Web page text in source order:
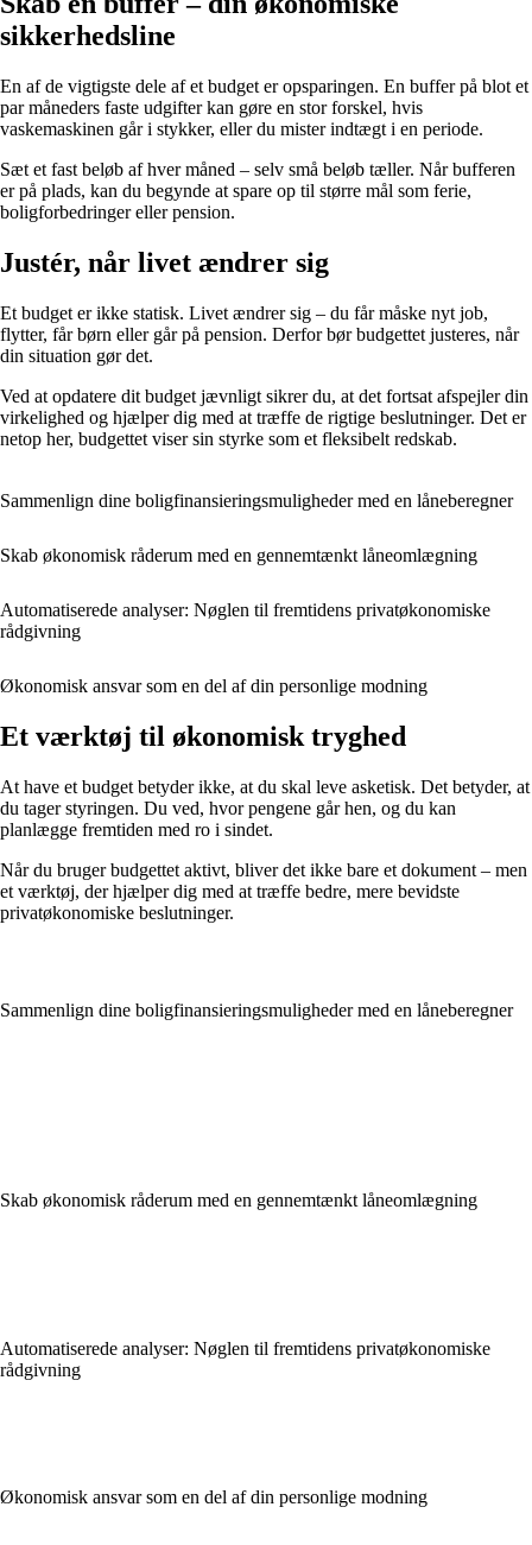
sikkerhedsline
En af de vigtigste dele af et budget er opsparingen. En buffer på blot et
par måneders faste udgifter kan gøre en stor forskel, hvis
vaskemaskinen går i stykker, eller du mister indtægt i en periode.
Sæt et fast beløb af hver måned – selv små beløb tæller. Når bufferen
er på plads, kan du begynde at spare op til større mål som ferie,
boligforbedringer eller pension.
Justér, når livet ændrer sig
Et budget er ikke statisk. Livet ændrer sig – du får måske nyt job,
flytter, får børn eller går på pension. Derfor bør budgettet justeres, når
din situation gør det.
Ved at opdatere dit budget jævnligt sikrer du, at det fortsat afspejler din
virkelighed og hjælper dig med at træffe de rigtige beslutninger. Det er
netop her, budgettet viser sin styrke som et fleksibelt redskab.
Sammenlign dine boligfinansieringsmuligheder med en låneberegner
Skab økonomisk råderum med en gennemtænkt låneomlægning
Automatiserede analyser: Nøglen til fremtidens privatøkonomiske
rådgivning
Økonomisk ansvar som en del af din personlige modning
Et værktøj til økonomisk tryghed
At have et budget betyder ikke, at du skal leve asketisk. Det betyder, at
du tager styringen. Du ved, hvor pengene går hen, og du kan
planlægge fremtiden med ro i sindet.
Når du bruger budgettet aktivt, bliver det ikke bare et dokument – men
et værktøj, der hjælper dig med at træffe bedre, mere bevidste
privatøkonomiske beslutninger.
Sammenlign dine boligfinansieringsmuligheder med en låneberegner
Skab økonomisk råderum med en gennemtænkt låneomlægning
Automatiserede analyser: Nøglen til fremtidens privatøkonomiske
rådgivning
Økonomisk ansvar som en del af din personlige modning